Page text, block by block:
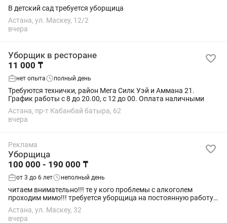
В детский сад требуется уборщица
Астана, ул. Маскеу, 12/2
вчера
Уборщик в ресторане
11 000 ₸
нет опыта полный день
Требуются технички, район Мега Силк Уэй и Аммана 21.
График работы с 8 до 20.00, с 12 до 00. Оплата наличными
Астана, пр-т Кабанбай батыра, 62
вчера
Реклама
Уборщица
100 000 - 190 000 ₸
от 3 до 6 лет неполный день
читаем внимательно!!! те у кого проблемы с алкоголем
проходим мимо!!! требуется уборщица на постоянную работу
на уборку подъездов, сары аркинский и алма атинский
районы. рабочий день с девяти утра (...
Астана, ул. Маскеу, 32
вчера